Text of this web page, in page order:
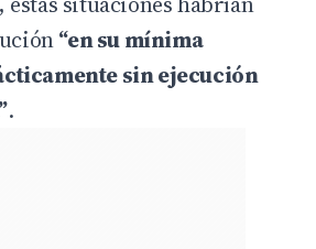
“en su mínima
sin ejecución
.